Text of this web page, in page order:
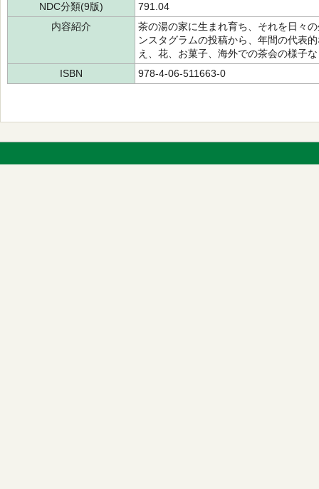
NDC分類(9版)
791.04
内容紹介
茶の湯の家に生まれ育ち、それを日々
ンスタグラムの投稿から、年間の代表
え、花、お菓子、海外での茶会の様子
ISBN
978-4-06-511663-0